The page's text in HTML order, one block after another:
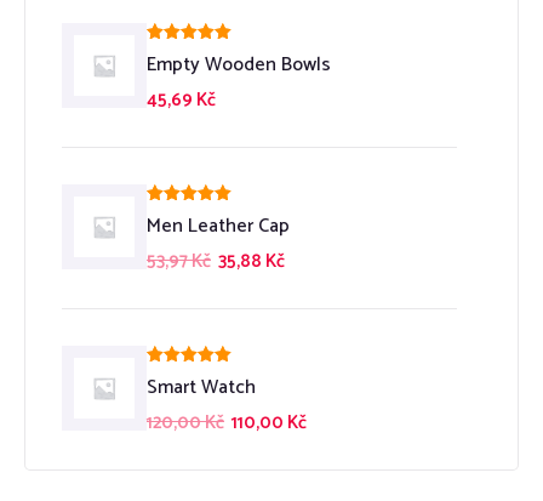
Hodnocení
5.00z 5
Empty Wooden Bowls
45,69 Kč
Hodnocení
5.00 z 5
Men Leather Cap
53,97Kč 35,88 Kč
Hodnocení
5.00z 5
Smart Watch
120,00Kč 110,00 Kč